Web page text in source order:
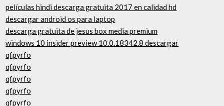
películas hindi descarga gratuita 2017 en calidad hd
descargar android os para laptop
descarga gratuita de jesus box media premium
windows 10 insider preview 10.0.18342.8 descargar
qfpyrfo
qfpyrfo
qfpyrfo
qfpyrfo
qfpyrfo